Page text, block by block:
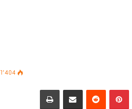
1٬404
بينتيريست
‏Reddit مشاركة عبر البريد طباعة